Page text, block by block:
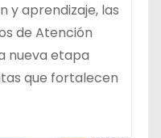
y aprendizaje, las
de Atención
nueva etapa
que fortalecen